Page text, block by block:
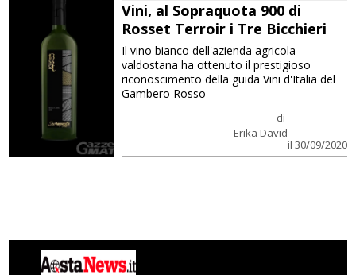
Vini, al Sopraquota 900 di
Rosset Terroir i Tre Bicchieri
di
Erika David
il 30/09/2020
Il vino bianco dell'azienda agricola
valdostana ha ottenuto il prestigioso
riconoscimento della guida Vini d'Italia del
Gambero Rosso